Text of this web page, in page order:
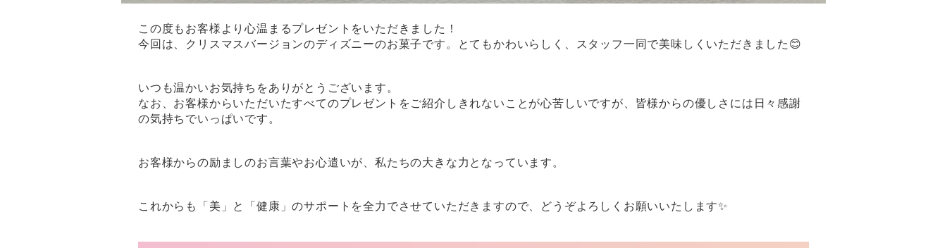
この度もお客様より心温まるプレゼントをいただきました！
今回は、クリスマスバージョンのディズニーのお菓子です。とてもかわいらしく、スタッフ一同で美味しくいただきました😊
いつも温かいお気持ちをありがとうございます。
なお、お客様からいただいたすべてのプレゼントをご紹介しきれないことが心苦しいですが、皆様からの優しさには日々感謝
の気持ちでいっぱいです。
お客様からの励ましのお言葉やお心遣いが、私たちの大きな力となっています。
これからも「美」と「健康」のサポートを全力でさせていただきますので、どうぞよろしくお願いいたします✨